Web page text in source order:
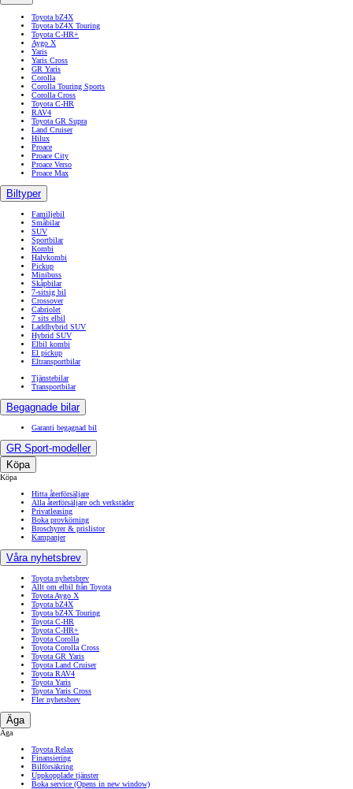
Toyota bZ4X
Toyota bZ4X Touring
Toyota C-HR+
Aygo X
Yaris
Yaris Cross
GR Yaris
Corolla
Corolla Touring Sports
Corolla Cross
Toyota C-HR
RAV4
Toyota GR Supra
Land Cruiser
Hilux
Proace
Proace City
Proace Verso
Proace Max
Biltyper
Familjebil
Småbilar
SUV
Sportbilar
Kombi
Halvkombi
Pickup
Minibuss
Skåpbilar
7-sitsig bil
Crossover
Cabriolet
7 sits elbil
Laddhybrid SUV
Hybrid SUV
Elbil kombi
El pickup
Eltransportbilar
Tjänstebilar
Transportbilar
Begagnade bilar
Garanti begagnad bil
GR Sport-modeller
Köpa
Köpa
Hitta återförsäljare
Alla återförsäljare och verkstäder
Privatleasing
Boka provkörning
Broschyrer & prislistor
Kampanjer
Våra nyhetsbrev
Toyota nyhetsbrev
Allt om elbil från Toyota
Toyota Aygo X
Toyota bZ4X
Toyota bZ4X Touring
Toyota C-HR
Toyota C-HR+
Toyota Corolla
Toyota Corolla Cross
Toyota GR Yaris
Toyota Land Cruiser
Toyota RAV4
Toyota Yaris
Toyota Yaris Cross
Fler nyhetsbrev
Äga
Äga
Toyota Relax
Finansiering
Bilförsäkring
Uppkopplade tjänster
Boka service (Opens in new window)